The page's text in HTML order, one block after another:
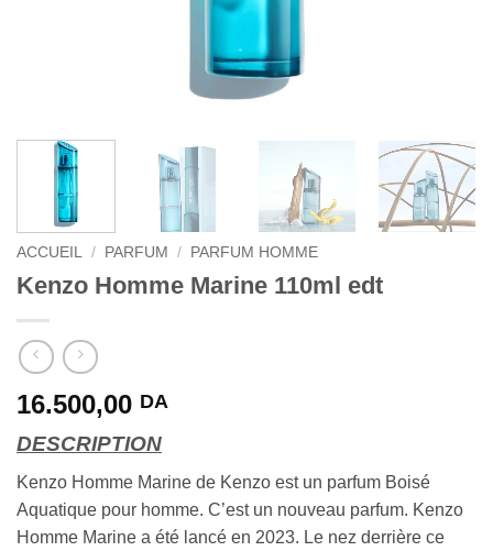
ACCUEIL / PARFUM / PARFUM HOMME
Kenzo Homme Marine 110ml edt
16.500,00 DA
DESCRIPTION
Kenzo Homme Marine de Kenzo est un parfum Boisé
Aquatique pour homme. C’est un nouveau parfum. Kenzo
Homme Marine a été lancé en 2023. Le nez derrière ce